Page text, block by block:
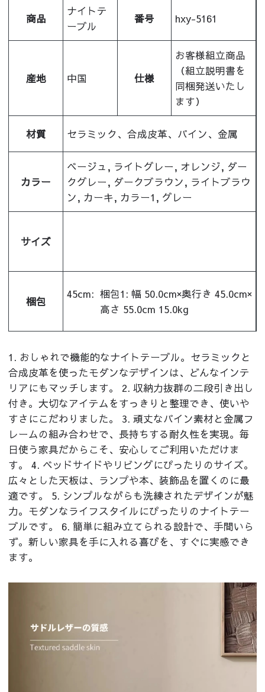
商品
ナイトテ
ーブル
番号 hxy-5161
産地 中国 仕様
お客様組立商品
（組立説明書を
同梱発送いたし
ます）
材質 セラミック、合成皮革、パイン、金属
カラー
ベージュ, ライトグレー, オレンジ, ダー
クグレー, ダークブラウン, ライトブラウ
ン, カーキ, カラー1, グレー
サイズ
梱包
45cm: 梱包1: 幅 50.0cm×奥行き 45.0cm×
高さ 55.0cm 15.0kg
1. おしゃれで機能的なナイトテーブル。セラミックと
合成皮革を使ったモダンなデザインは、どんなインテ
リアにもマッチします。 2. 収納力抜群の二段引き出し
付き。大切なアイテムをすっきりと整理でき、使いや
すさにこだわりました。 3. 頑丈なパイン素材と金属フ
レームの組み合わせで、長持ちする耐久性を実現。毎
日使う家具だからこそ、安心してご利用いただけま
す。 4. ベッドサイドやリビングにぴったりのサイズ。
広々とした天板は、ランプや本、装飾品を置くのに最
適です。 5. シンプルながらも洗練されたデザインが魅
力。モダンなライフスタイルにぴったりのナイトテー
ブルです。 6. 簡単に組み立てられる設計で、手間いら
ず。新しい家具を手に入れる喜びを、すぐに実感でき
ます。